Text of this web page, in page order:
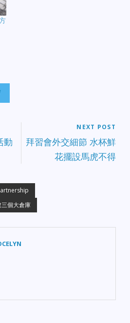
動
NEXT POST
拜習會外交細節 水杯鮮
花擺設馬虎不得
個大倉庫